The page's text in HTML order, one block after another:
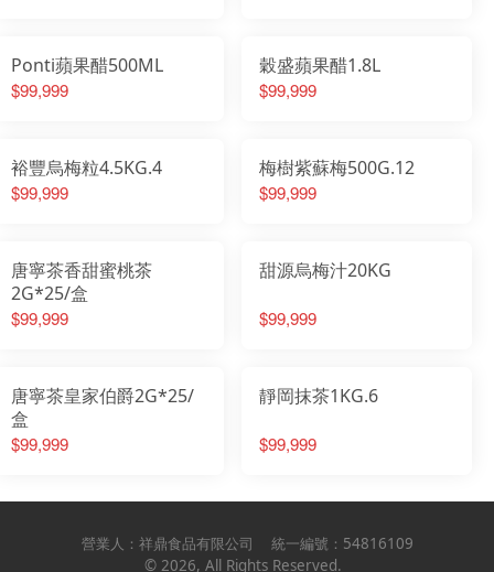
Ponti蘋果醋500ML
$99,999
穀盛蘋果醋1.8L
$99,999
裕豐烏梅粒4.5KG.4
$99,999
梅樹紫蘇梅500G.12
$99,999
唐寧茶香甜蜜桃茶
2G*25/盒
$99,999
甜源烏梅汁20KG
$99,999
唐寧茶皇家伯爵2G*25/
盒
$99,999
靜岡抹茶1KG.6
$99,999
營業人： 祥鼎食品有限公司 統一編號： 54816109
© 2026, All Rights Reserved.